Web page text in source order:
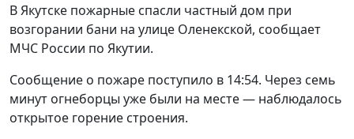
В Якутске пожарные спасли частный дом при
возгорании бани на улице Оленекской, сообщает
МЧС России по Якутии.
Сообщение о пожаре поступило в 14:54. Через семь
минут огнеборцы уже были на месте — наблюдалось
открытое горение строения.